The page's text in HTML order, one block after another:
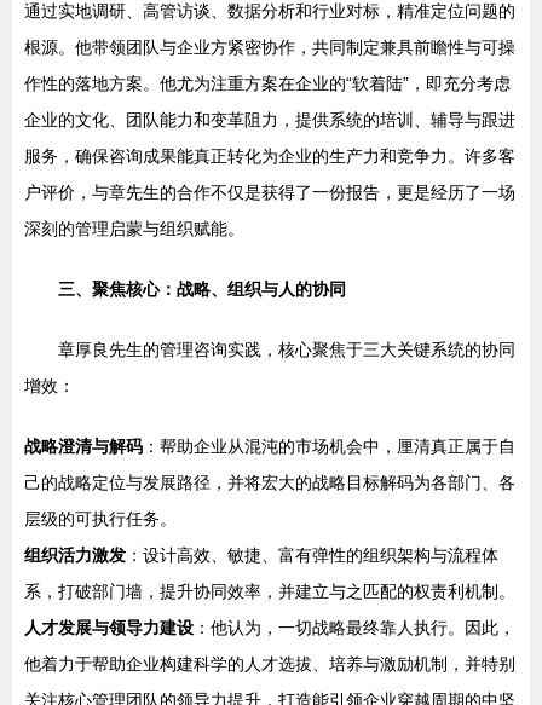
通过实地调研、高管访谈、数据分析和行业对标，精准定位问题的
根源。他带领团队与企业方紧密协作，共同制定兼具前瞻性与可操
作性的落地方案。他尤为注重方案在企业的“软着陆”，即充分考虑
企业的文化、团队能力和变革阻力，提供系统的培训、辅导与跟进
服务，确保咨询成果能真正转化为企业的生产力和竞争力。许多客
户评价，与章先生的合作不仅是获得了一份报告，更是经历了一场
深刻的管理启蒙与组织赋能。
三、聚焦核心：战略、组织与人的协同
章厚良先生的管理咨询实践，核心聚焦于三大关键系统的协同
增效：
战略澄清与解码 ：帮助企业从混沌的市场机会中，厘清真正属于自
己的战略定位与发展路径，并将宏大的战略目标解码为各部门、各
层级的可执行任务。
组织活力激发 ：设计高效、敏捷、富有弹性的组织架构与流程体
系，打破部门墙，提升协同效率，并建立与之匹配的权责利机制。
人才发展与领导力建设 ：他认为，一切战略最终靠人执行。因此，
他着力于帮助企业构建科学的人才选拔、培养与激励机制，并特别
关注核心管理团队的领导力提升，打造能引领企业穿越周期的中坚